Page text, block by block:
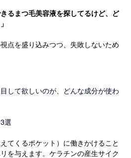
るまつ毛美容液を探してるけど、ど
点を盛り込みつつ、失敗しないため
して欲しいのが、どんな成分が使わ
選
てくるポケット）に働きかけること
を与えます。ケラチンの産生サイク